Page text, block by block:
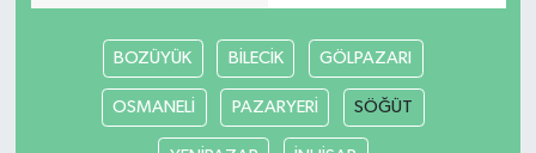
BOZÜYÜK BİLECİK GÖLPAZARI
OSMANELİ PAZARYERİ SÖĞÜT